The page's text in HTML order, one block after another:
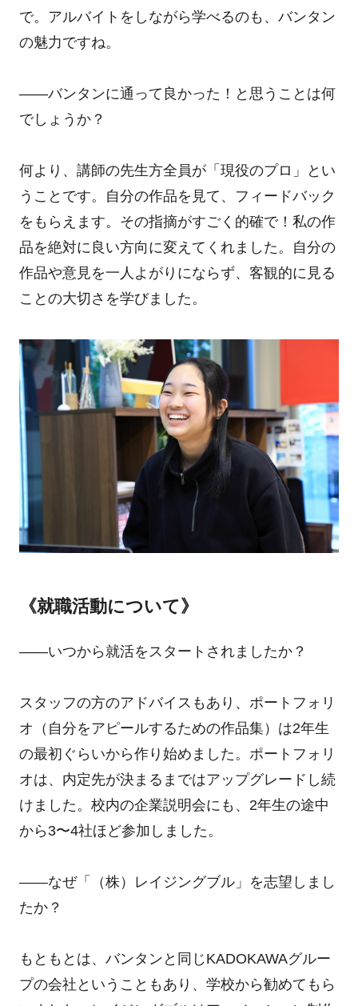
で。アルバイトをしながら学べるのも、バンタン
の魅力ですね。
――バンタンに通って良かった！と思うことは何
でしょうか？
何より、講師の先生方全員が「現役のプロ」とい
うことです。自分の作品を見て、フィードバック
をもらえます。その指摘がすごく的確で！私の作
品を絶対に良い方向に変えてくれました。自分の
作品や意見を一人よがりにならず、客観的に見る
ことの大切さを学びました。
《就職活動について》
――いつから就活をスタートされましたか？
スタッフの方のアドバイスもあり、ポートフォリ
オ（自分をアピールするための作品集）は2年生
の最初ぐらいから作り始めました。ポートフォリ
オは、内定先が決まるまではアップグレードし続
けました。校内の企業説明会にも、2年生の途中
から3〜4社ほど参加しました。
――なぜ「（株）レイジングブル」を志望しまし
たか？
もともとは、バンタンと同じKADOKAWAグルー
プの会社ということもあり、学校から勧めてもら